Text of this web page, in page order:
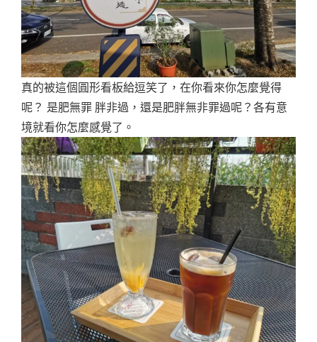
真的被這個圓形看板給逗笑了，在你看來你怎麼覺得
呢？ 是肥無罪 胖非過，還是肥胖無非罪過呢？各有意
境就看你怎麼感覺了。